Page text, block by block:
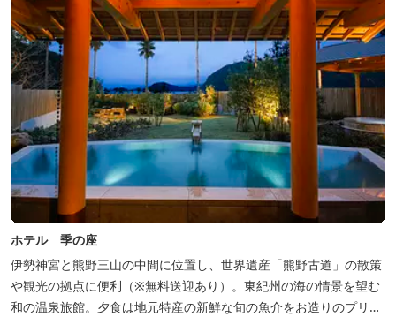
ホテル 季の座
伊勢神宮と熊野三山の中間に位置し、世界遺産「熊野古道」の散策
や観光の拠点に便利（※無料送迎あり）。東紀州の海の情景を望む
和の温泉旅館。夕食は地元特産の新鮮な旬の魚介をお造りのプリフ